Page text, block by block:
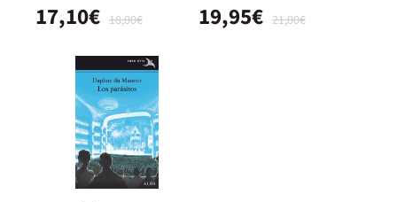
18,00€
17,10€ 21,00€
19,95€